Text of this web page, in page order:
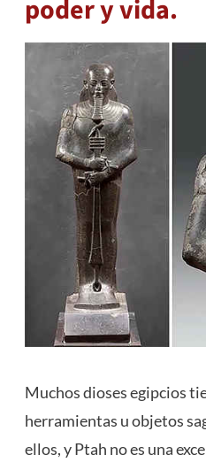
poder y vida.
Muchos dioses egipcios
herramientas u objetos
ellos, y Ptah no es una